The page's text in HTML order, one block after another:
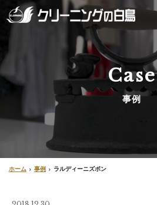
Case
事例
ホーム 事例 ラルディーニズボン